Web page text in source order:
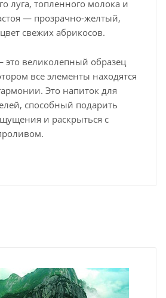
луга, топленного молока и
— прозрачно-желтый,
свежих абрикосов.
великолепный образец
все элементы находятся
Это напиток для
способный подарить
и раскрыться с